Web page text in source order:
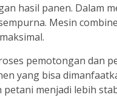
hasil panen. Dalam
Mesin
pemotongan dan
yang bisa
menjadi lebih